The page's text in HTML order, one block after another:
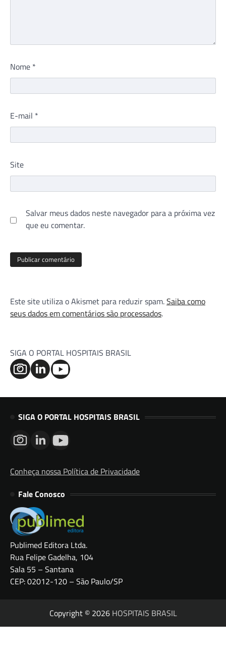
Nome *
E-mail *
Site
Salvar meus dados neste navegador para a próxima vez
que eu comentar.
Este site utiliza o Akismet para reduzir spam.Saiba como
seus dados em comentários são processados.
SIGA O PORTAL HOSPITAIS BRASIL
SIGA O PORTAL HOSPITAIS BRASIL
Conheça nossa Política de Privacidade
Fale Conosco
Publimed Editora Ltda.
Rua Felipe Gadelha, 104
Sala 55 – Santana
CEP: 02012-120 – São Paulo/SP
Copyright © 2026 HOSPITAIS BRASIL